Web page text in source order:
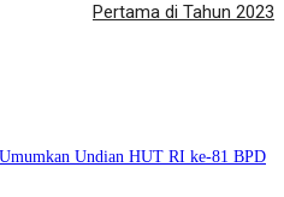
Pertama di Tahun 2023
Undian HUT RI ke-81 BPD